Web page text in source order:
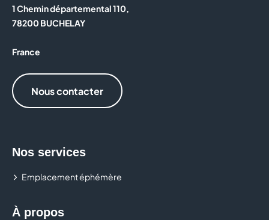
1 Chemin départemental 110,
78200 BUCHELAY
France
Nous contacter
Nos services
Emplacement éphémère
À propos